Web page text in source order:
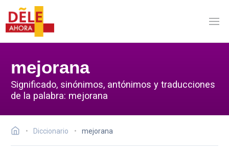
mejorana
Significado, sinónimos, antónimos y traducciones
de la palabra: mejorana
Diccionario mejorana